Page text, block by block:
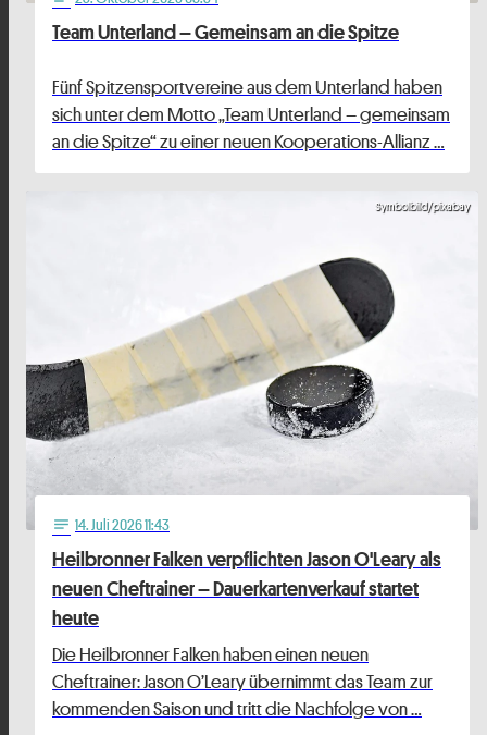
Team Unterland – Gemeinsam an die Spitze
Fünf Spitzensportvereine aus dem Unterland haben
sich unter dem Motto „Team Unterland – gemeinsam
an die Spitze“ zu einer neuen Kooperations-Allianz …
Symbolbild/pixabay
notes 14. Juli 2026 11:43
Heilbronner Falken verpflichten Jason O'Leary als
neuen Cheftrainer – Dauerkartenverkauf startet
heute
Die Heilbronner Falken haben einen neuen
Cheftrainer: Jason O’Leary übernimmt das Team zur
kommenden Saison und tritt die Nachfolge von …